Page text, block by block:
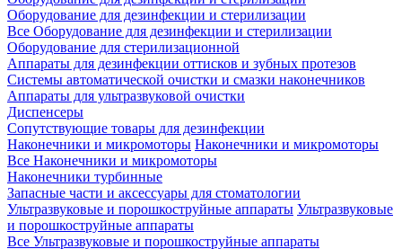
Оборудование для дезинфекции и стерилизации
Все Оборудование для дезинфекции и стерилизации
Оборудование для стерилизационной
Аппараты для дезинфекции оттисков и зубных протезов
Системы автоматической очистки и смазки наконечников
Аппараты для ультразвуковой очистки
Диспенсеры
Сопутствующие товары для дезинфекции
Наконечники и микромоторы Наконечники и микромоторы
Все Наконечники и микромоторы
Наконечники турбинные
Запасные части и аксессуары для стоматологии
Ультразвуковые и порошкоструйные аппараты Ультразвуковые
и порошкоструйные аппараты
Все Ультразвуковые и порошкоструйные аппараты